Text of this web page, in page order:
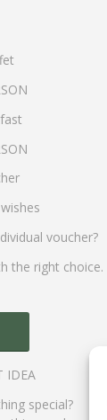
voucher?
the right choice.
IDEA
special?